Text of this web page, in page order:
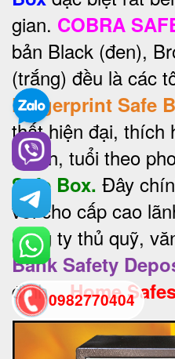
gian. COBRA
bản Black (đen),
(trắng) đều là các
Fingerprint Safe
thất hiện đại, thích
mệnh, tuổi theo
Safe Box. Đây
vời cho cấp cao
công ty thủ quỹ,
Bank Safety
đình...Home
0982770404